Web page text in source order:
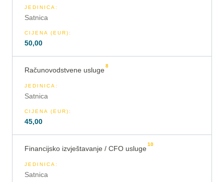
JEDINICA :
Satnica
CIJENA (EUR):
50,00
Računovodstvene usluge
8
JEDINICA :
Satnica
CIJENA (EUR):
45,00
Financijsko izvještavanje / CFO usluge
10
JEDINICA :
Satnica